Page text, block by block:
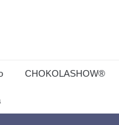
CHOKOLASHOW®